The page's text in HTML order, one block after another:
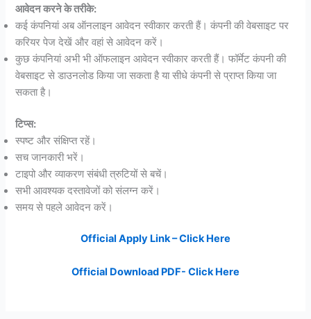
आवेदन करने के तरीके:
कई कंपनियां अब ऑनलाइन आवेदन स्वीकार करती हैं। कंपनी की वेबसाइट पर
करियर पेज देखें और वहां से आवेदन करें।
कुछ कंपनियां अभी भी ऑफलाइन आवेदन स्वीकार करती हैं। फॉर्मेट कंपनी की
वेबसाइट से डाउनलोड किया जा सकता है या सीधे कंपनी से प्राप्त किया जा
सकता है।
टिप्स:
स्पष्ट और संक्षिप्त रहें।
सच जानकारी भरें।
टाइपो और व्याकरण संबंधी त्रुटियों से बचें।
सभी आवश्यक दस्तावेजों को संलग्न करें।
समय से पहले आवेदन करें।
Official Apply Link – Click Here
Official Download PDF- Click Here